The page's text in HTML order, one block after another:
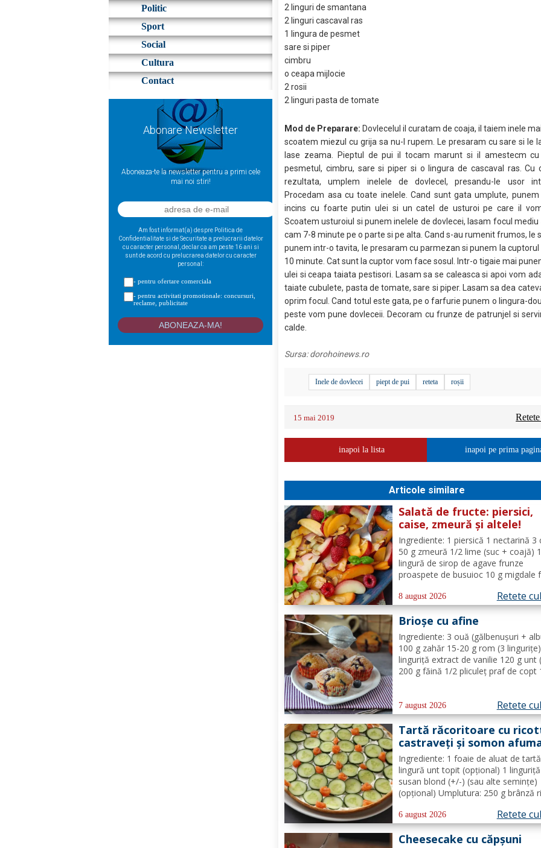
Politic
Sport
Social
Cultura
Contact
Abonare Newsletter
Aboneaza-te la newsletter pentru a primi cele
mai noi stiri!
Am fost informat(a) despre Politica de
Confidentialitate si de Securitate a prelucrarii datelor
cu caracter personal, declar ca am peste 16 ani si
sunt de acord cu prelucrarea datelor cu caracter
personal:
- pentru ofertare comerciala
- pentru activitati promotionale: concursuri,
reclame, publicitate
2 linguri de smantana
2 linguri cascaval ras
1 lingura de pesmet
sare si piper
cimbru
o ceapa mijlocie
2 rosii
2 linguri pasta de tomate
Mod de Preparare: Dovlecelul il curatam de coaja, il taiem inele
scoatem miezul cu grija sa nu-l rupem. Le presaram cu sare si le
lase zeama. Pieptul de pui il tocam marunt si il amestecm cu
pesmetul, cimbru, sare si piper si o lingura de cascaval ras. Cu
rezultata, umplem inelele de dovlecel, presandu-le usor
Procedam asa cu toate inelele. Cand sunt gata umplute,
incins cu foarte putin ulei si un catel de usturoi pe care il
Scoatem usturoiul si punem inelele de dovlecei, lasam focul mediu
cam 7-8 minute pe o parte si pe alta. Cand s-au rumenit frumos, le
punem intr-o tavita, le presaram cu parmezan si punem la cuptorul
10 minute. Cat sunt la cuptor vom face sosul. Intr-o tigaie mai
ulei si ceapa taiata pestisori. Lasam sa se caleasca si apoi vom
taiate cubulete, pasta de tomate, sare si piper. Lasam sa dea
oprim focul. Cand totul este gata, pe o farfurie punem o lingura-
peste vom pune dovleceii. Decoram cu frunze de patrunjel si
calde.
Sursa:dorohoinews.ro
Inele de dovlecei piept de pui reteta roșii
15 mai 2019
inapoi la lista inapoi pe prima
Articole similare
Salată de fructe: piersici,
caise, zmeură și altele!
Ingrediente: 1 piersică 1 nectarină 3
50 g zmeură 1/2 lime (suc + coajă) 1
lingură de sirop de agave frunze
proaspete de busuioc 10 g migdale
de utilizare. Se taie piersicile,
și caisele în felii subțiri. Stoarceți
și...
8 august 2026 Retete
Brioșe cu afine
Ingrediente: 3 ouă (gălbenușuri +
100 g zahăr 15-20 g rom (3
linguriță extract de vanilie 120 g unt
200 g făină 1/2 pliculeț praf de copt
Se adaugă untul topit, făina și praful
7 august 2026 Retete
Tartă răcoritoare cu
castraveți și somon
Ingrediente: 1 foaie de aluat de
lingură unt topit (opțional) 1
susan blond (+/-) (sau alte semințe)
(opțional) Umplutura: 250 g brânză
verde (+/-) piper Toppinguri: 1
80 gr somon afumat 1 linguriță
de susan...
6 august 2026 Retete
Cheesecake cu căpșuni